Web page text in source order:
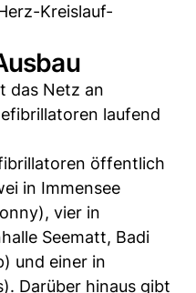
Kreislauf-
das Netz an
laufend
öffentlich
in Immensee
vier in
Seematt, Badi
und einer in
Darüber hinaus gibt